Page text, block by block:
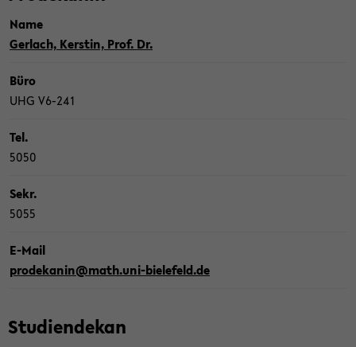
Name
Ger­lach, Kers­tin, Prof. Dr.
Büro
UHG V6-​241
Tel.
5050
Sekr.
5055
E-​Mail
pro­de­ka­nin@math.uni-​bielefeld.de
Stu­di­en­de­kan